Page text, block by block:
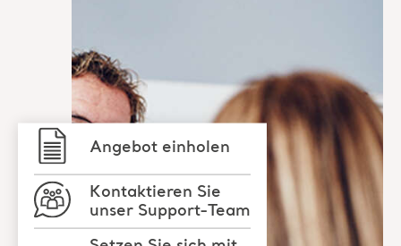
unser Support-Team
Setzen Sie sich mit
einem Arjo-
Experten in
Verbindung